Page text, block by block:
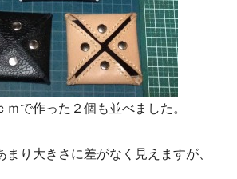
で作った２個も並べました。
まり大きさに差がなく見えますが、